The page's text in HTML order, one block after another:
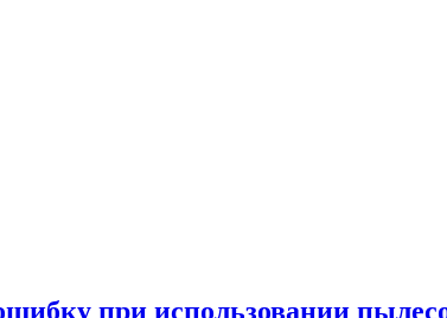
при использовании